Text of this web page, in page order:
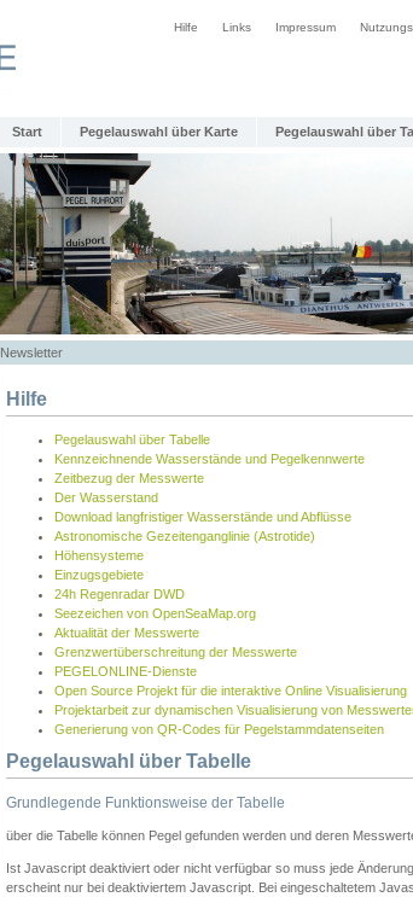
Hilfe Links Impressum
Start Pegelauswahl über Karte Pegelauswahl über
Newsletter
Hilfe
Pegelauswahl über Tabelle
Kennzeichnende Wasserstände und Pegelkennwerte
Zeitbezug der Messwerte
Der Wasserstand
Download langfristiger Wasserstände und Abflüsse
Astronomische Gezeitenganglinie (Astrotide)
Höhensysteme
Einzugsgebiete
24h Regenradar DWD
Seezeichen von OpenSeaMap.org
Aktualität der Messwerte
Grenzwertüberschreitung der Messwerte
PEGELONLINE-Dienste
Open Source Projekt für die interaktive Online Visualisierung
Projektarbeit zur dynamischen Visualisierung von
Generierung von QR-Codes für Pegelstammdatenseiten
Pegelauswahl über Tabelle
Grundlegende Funktionsweise der Tabelle
über die Tabelle können Pegel gefunden werden und deren
Ist Javascript deaktiviert oder nicht verfügbar so muss jede
erscheint nur bei deaktiviertem Javascript. Bei eingeschaltetem